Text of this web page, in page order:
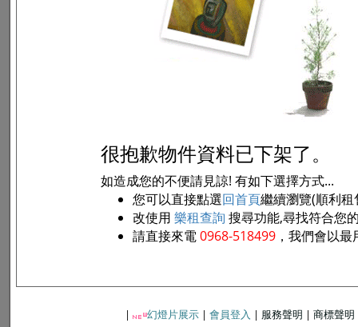
很抱歉物件資料已下架了。
如造成您的不便請見諒! 有如下選擇方式...
您可以直接點選回首頁繼續瀏覽(順利租
改使用 樂租查詢 搜尋功能,尋找符合您
請直接來電0968-518499 ，我們會以
| 幻燈片展示 | 會員登入 | 服務聲明 | 商標聲明